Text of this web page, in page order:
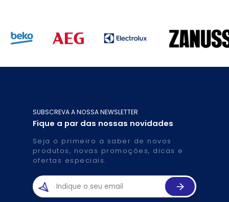
SUBSCREVA A NOSSA NEWSLETTER
Fique a par das nossas novidades
Seja o primeiro a saber de novos
produtos, novas promoções, dicas e
ofertas especiais.